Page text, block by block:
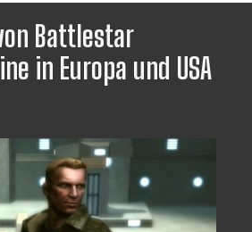
Battlestar
in Europa und USA